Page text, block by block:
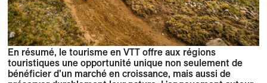
En résumé, le tourisme en VTT offre aux régions
touristiques une opportunité unique non seulement de
bénéficier d’un marché en croissance, mais aussi de